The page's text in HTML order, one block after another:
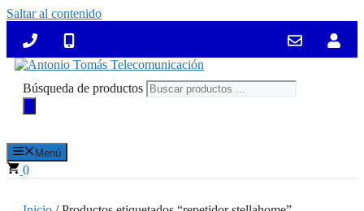
Saltar al contenido
Búsqueda de productos
Menú
0